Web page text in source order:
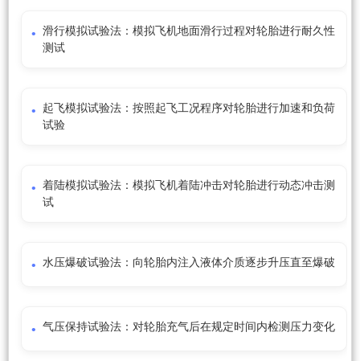
滑行模拟试验法：模拟飞机地面滑行过程对轮胎进行耐久性
测试
起飞模拟试验法：按照起飞工况程序对轮胎进行加速和负荷
试验
着陆模拟试验法：模拟飞机着陆冲击对轮胎进行动态冲击测
试
水压爆破试验法：向轮胎内注入液体介质逐步升压直至爆破
气压保持试验法：对轮胎充气后在规定时间内检测压力变化